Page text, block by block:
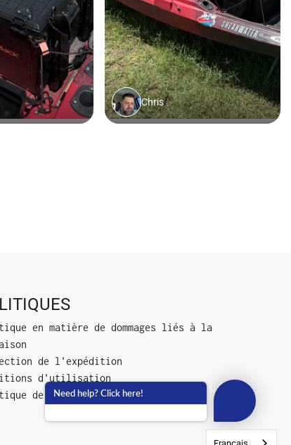
en matière de dommages liés à la
de l'expédition
d'utilisation
de confidentialité
Français
Need help? Click here!